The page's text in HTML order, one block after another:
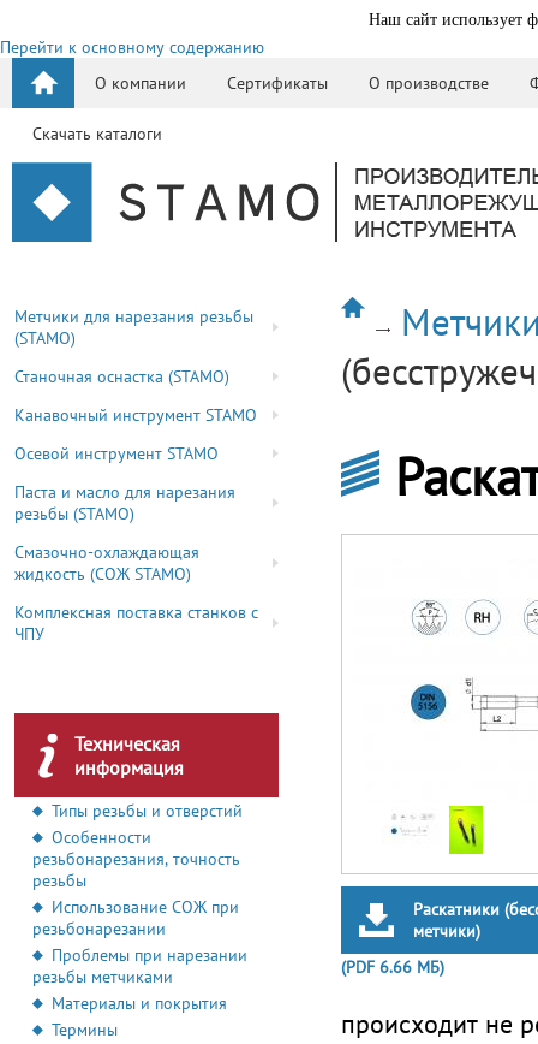
Наш сайт использует
Перейти к основному содержанию
О компании
Сертификаты О производстве
Скачать каталоги
Метчики для нарезания резьбы
(STAMO)
Станочная оснастка (STAMO)
Канавочный инструмент STAMO
Осевой инструмент STAMO
Паста и масло для нарезания
резьбы (STAMO)
Смазочно-охлаждающая
жидкость (СОЖ STAMO)
Комплексная поставка станков с
ЧПУ
Техническая
информация
Типы резьбы и отверстий
Особенности
резьбонарезания, точность
резьбы
Использование СОЖ при
резьбонарезании
Проблемы при нарезании
резьбы метчиками
Материалы и покрытия
Термины
Раскатники
метчики)
(PDF 6.66 МБ)
происходит не